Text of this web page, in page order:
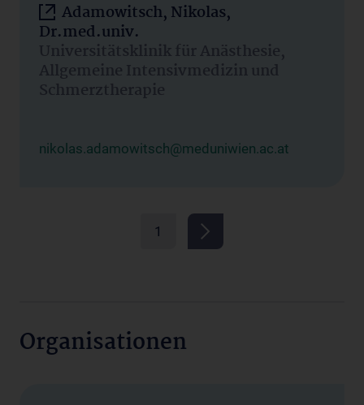
Adamowitsch, Nikolas,
Dr.med.univ.
Universitätsklinik für Anästhesie,
Allgemeine Intensivmedizin und
Schmerztherapie
nikolas.adamowitsch@meduniwien.ac.at
1
Organisationen